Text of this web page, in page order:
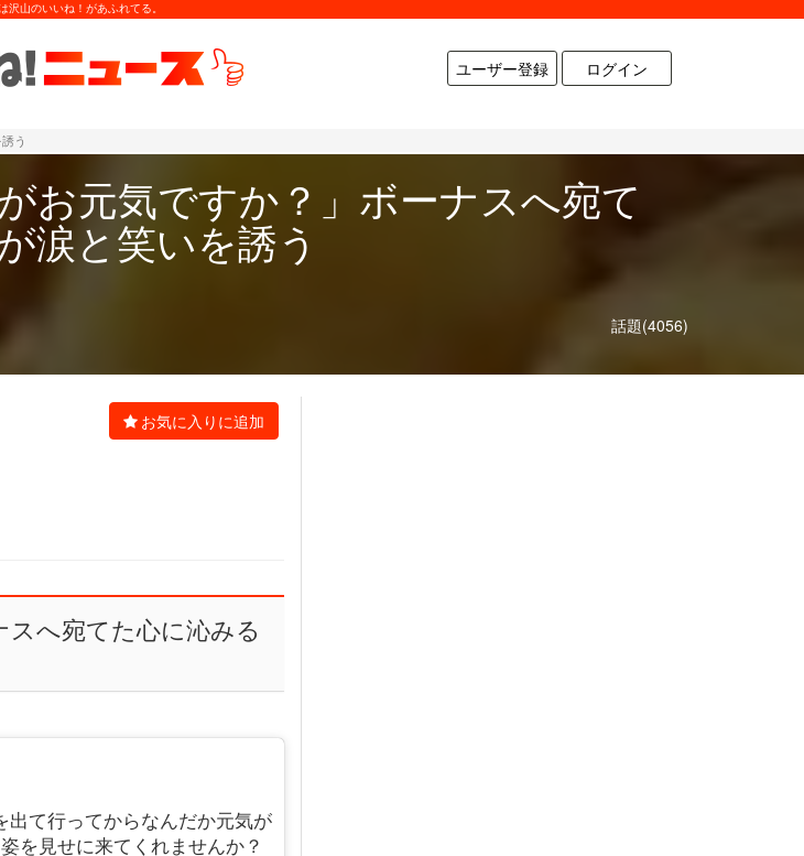
沢山のいいね！があふれてる。
ユーザー登録 ログイン
う
お元気ですか？」ボーナスへ宛て
涙と笑いを誘う
話題(4056)
お気に入りに追加
スへ宛てた心に沁みる
て行ってからなんだか元気が
を見せに来てくれませんか？